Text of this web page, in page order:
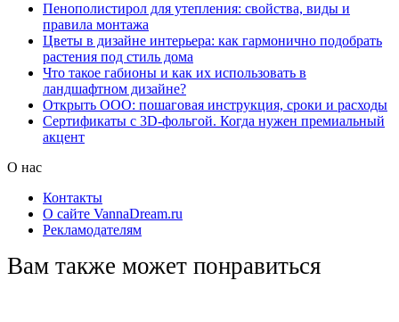
Пенополистирол для утепления: свойства, виды и
правила монтажа
Цветы в дизайне интерьера: как гармонично подобрать
растения под стиль дома
Что такое габионы и как их использовать в
ландшафтном дизайне?
Открыть ООО: пошаговая инструкция, сроки и расходы
Сертификаты с 3D-фольгой. Когда нужен премиальный
акцент
О нас
Контакты
О сайте VannaDream.ru
Рекламодателям
Вам также может понравиться